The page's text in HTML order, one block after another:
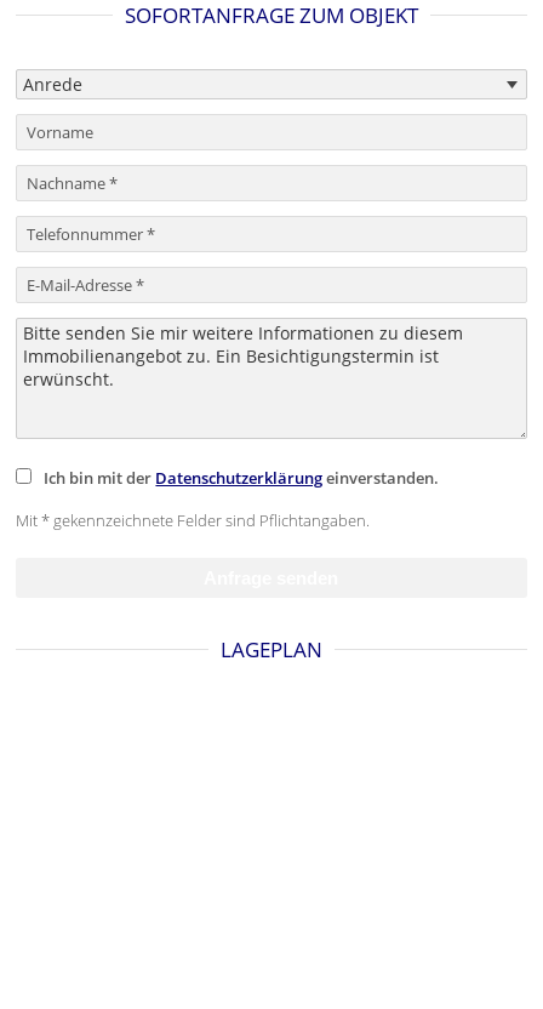
SOFORTANFRAGE ZUM OBJEKT
Ich bin mit der Datenschutzerklärungeinverstanden.
Mit * gekennzeichnete Felder sind Pflichtangaben.
LAGEPLAN